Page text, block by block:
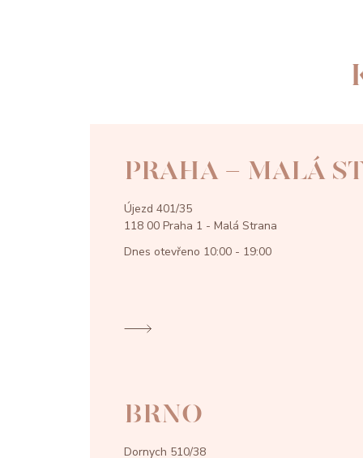
PRAHA - MALÁ
Újezd 401/35
118 00 Praha 1 - Malá Strana
Dnes otevřeno 10:00 - 19:00
BRNO
Dornych 510/38